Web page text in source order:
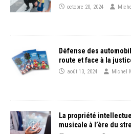
octobre 20, 2024
Défense des
route et face à la
août 13, 2024 Michel
La propriété
musicale à l’ère du